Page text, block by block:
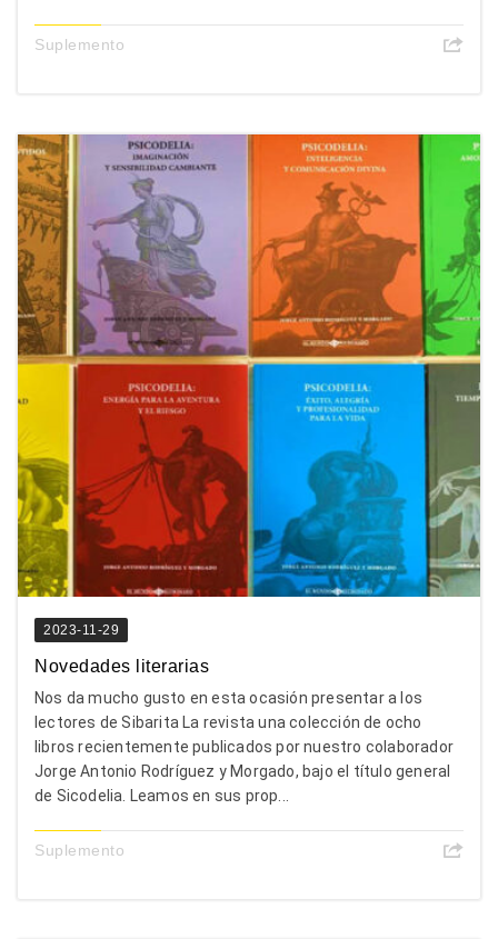
Suplemento
2023-11-29
Novedades literarias
Nos da mucho gusto en esta ocasión presentar a los
lectores de Sibarita La revista una colección de ocho
libros recientemente publicados por nuestro colaborador
Jorge Antonio Rodríguez y Morgado, bajo el título general
de Sicodelia. Leamos en sus prop...
Suplemento